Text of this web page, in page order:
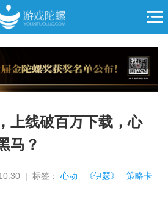
推广
上线破百万下载，心
马？
10:30 | 标签：心动 《伊瑟》 策略卡